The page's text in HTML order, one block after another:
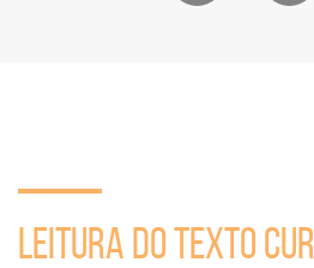
Seção
de
vídeo
LEITURA DO TEXTO